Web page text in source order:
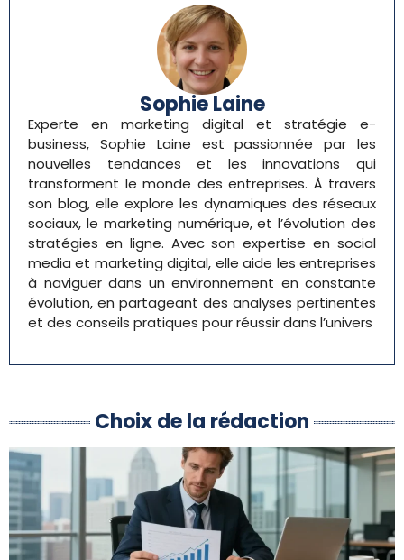
Sophie Laine
Experte en marketing digital et stratégie e-
business, Sophie Laine est passionnée par les
nouvelles tendances et les innovations qui
transforment le monde des entreprises. À travers
son blog, elle explore les dynamiques des réseaux
sociaux, le marketing numérique, et l’évolution des
stratégies en ligne. Avec son expertise en social
media et marketing digital, elle aide les entreprises
à naviguer dans un environnement en constante
évolution, en partageant des analyses pertinentes
et des conseils pratiques pour réussir dans l’univers
Choix de la rédaction